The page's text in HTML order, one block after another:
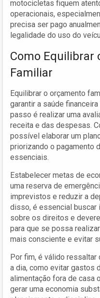
motocicletas fiquem
operacionais,
precisa ser pago
legalidade do uso do
Como Equilibrar
Familiar
Equilibrar o orçamento
garantir a saúde
passo é realizar uma
receita e das despesas.
possível elaborar um
priorizando o pagamento
essenciais.
Estabelecer metas de
uma reserva de
imprevistos e reduzir a
disso, é essencial buscar
sobre os direitos e
para que se possa
mais consciente e evitar
Por fim, é válido ressaltar
a dia, como evitar gastos
alimentação fora de casa
gerar uma economia